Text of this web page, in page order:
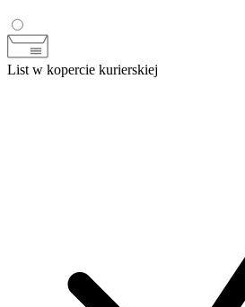
List w kopercie kurierskiej